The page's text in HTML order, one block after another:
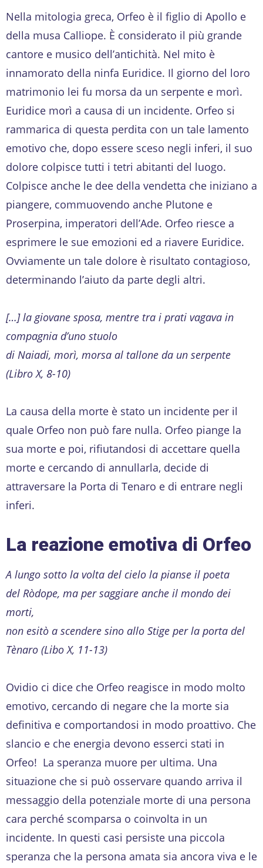
Nella mitologia greca, Orfeo è il figlio di Apollo e
della musa Calliope. È considerato il più grande
cantore e musico dell’antichità. Nel mito è
innamorato della ninfa Euridice. Il giorno del loro
matrimonio lei fu morsa da un serpente e morì.
Euridice morì a causa di un incidente. Orfeo si
rammarica di questa perdita con un tale lamento
emotivo che, dopo essere sceso negli inferi, il suo
dolore colpisce tutti i tetri abitanti del luogo.
Colpisce anche le dee della vendetta che iniziano a
piangere, commuovendo anche Plutone e
Proserpina, imperatori dell’Ade. Orfeo riesce a
esprimere le sue emozioni ed a riavere Euridice.
Ovviamente un tale dolore è risultato contagioso,
determinando l’aiuto da parte degli altri.
[…] la giovane sposa, mentre tra i prati vagava in
compagnia d’uno stuolo
di Naiadi, morì, morsa al tallone da un serpente
(Libro X, 8-10)
La causa della morte è stato un incidente per il
quale Orfeo non può fare nulla. Orfeo piange la
sua morte e poi, rifiutandosi di accettare quella
morte e cercando di annullarla, decide di
attraversare la Porta di Tenaro e di entrare negli
inferi.
La reazione emotiva di Orfeo
A lungo sotto la volta del cielo la pianse il poeta
del Ròdope, ma per saggiare anche il mondo dei
morti,
non esitò a scendere sino allo Stige per la porta del
Tènaro (Libo X, 11-13)
Ovidio ci dice che Orfeo reagisce in modo molto
emotivo, cercando di negare che la morte sia
definitiva e comportandosi in modo proattivo. Che
slancio e che energia devono esserci stati in
Orfeo! La speranza muore per ultima. Una
situazione che si può osservare quando arriva il
messaggio della potenziale morte di una persona
cara perché scomparsa o coinvolta in un
incidente. In questi casi persiste una piccola
speranza che la persona amata sia ancora viva e le